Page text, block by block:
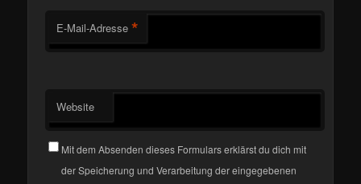
E-Mail-Adresse *
Website
Mit dem Absenden dieses Formulars erklärst du dich mit
der Speicherung und Verarbeitung der eingegebenen